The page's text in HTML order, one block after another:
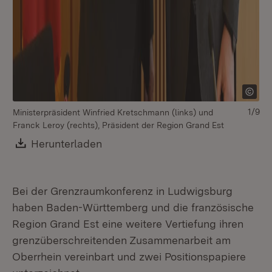
Ministerpräsident Winfried Kretschmann (links) und
Franck Leroy (rechts), Präsident der Region Grand Est
Download:
Herunterladen
1/9
Bei der Grenzraumkonferenz in Ludwigsburg
haben Baden-Württemberg und die französische
Region Grand Est eine weitere Vertiefung ihren
grenzüberschreitenden Zusammenarbeit am
Oberrhein vereinbart und zwei Positionspapiere